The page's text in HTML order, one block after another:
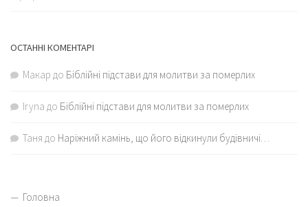
ОСТАННІ КОМЕНТАРІ
Макар до Біблійні підстави для молитви за померлих
Iryna до Біблійні підстави для молитви за померлих
Таня до Наріжний камінь, що його відкинули будівничі…
Головна